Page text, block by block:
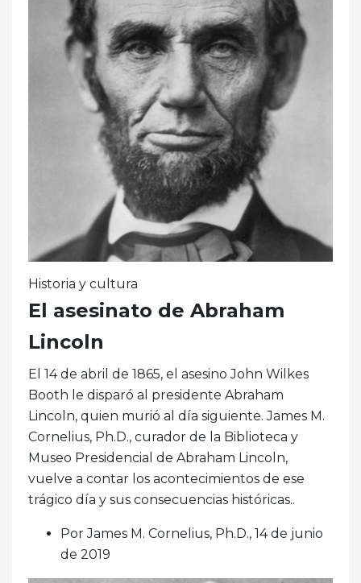
Historia y cultura
El asesinato de Abraham
Lincoln
El 14 de abril de 1865, el asesino John Wilkes
Booth le disparó al presidente Abraham
Lincoln, quien murió al día siguiente. James M.
Cornelius, Ph.D., curador de la Biblioteca y
Museo Presidencial de Abraham Lincoln,
vuelve a contar los acontecimientos de ese
trágico día y sus consecuencias históricas..
Por James M. Cornelius, Ph.D., 14 de junio
de 2019